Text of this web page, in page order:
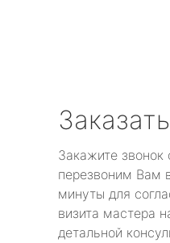
Закажите
перезвоним Вам
минуты для
визита мастера
детальной